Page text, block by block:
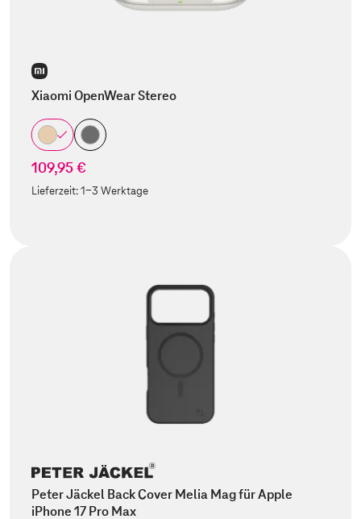
Xiaomi OpenWear Stereo
109,95 €
Lieferzeit:1-3 Werktage
Peter Jäckel Back Cover Melia Mag für Apple
iPhone 17 Pro Max